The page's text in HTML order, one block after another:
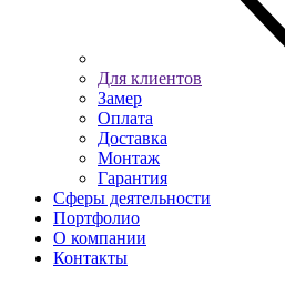
Для клиентов
Замер
Оплата
Доставка
Монтаж
Гарантия
Сферы деятельности
Портфолио
О компании
Контакты